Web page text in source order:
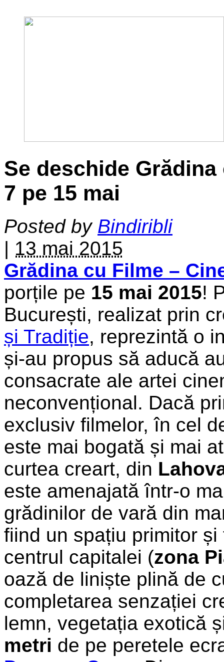
Se deschide
7 pe 15 mai
Posted by Bindiribli
| 13 mai 2015
Grădina cu Filme –
porțile pe 15 mai 2015!
București, realizat prin
și Tradiție, reprezintă o
și-au propus să aducă
consacrate ale artei
neconvențional. Dacă
exclusiv filmelor, în cel
este mai bogată și mai
curtea creart, din
este amenajată într-o
grădinilor de vară din
fiind un spațiu primitor
centrul capitalei (zona
oază de liniște plină de
completarea senzației
lemn, vegetația exotică
metri de pe peretele